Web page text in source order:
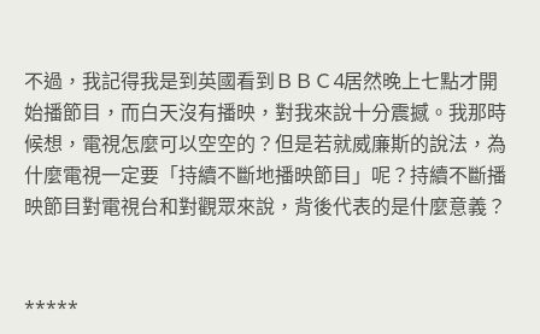
不過，我記得我是到英國看到ＢＢＣ4居然晚上七點才開
始播節目，而白天沒有播映，對我來說十分震撼。我那時
候想，電視怎麼可以空空的？但是若就威廉斯的說法，為
什麼電視一定要「持續不斷地播映節目」呢？持續不斷播
映節目對電視台和對觀眾來說，背後代表的是什麼意義？
*****